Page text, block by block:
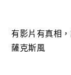
有影片有真相
薩克斯風